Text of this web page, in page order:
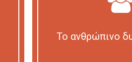
Το ανθρώπινο